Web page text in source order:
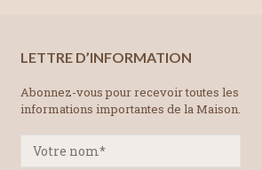
LETTRE D’INFORMATION
Abonnez-vous pour recevoir toutes les
informations importantes de la Maison.